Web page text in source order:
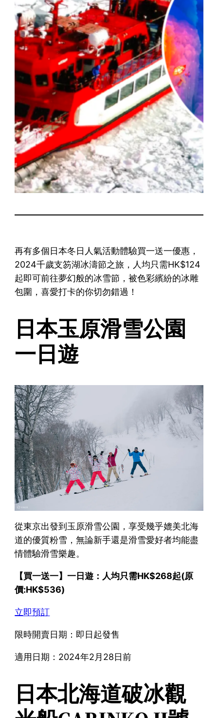
再有多個日本冬日人氣活動體驗買一送一優惠，
2024千歲支笏湖冰濤節之旅，人均只需HK$124
起即可前往夢幻般的冰雪節，被色彩繽紛的冰雕
包圍，喜愛打卡的你切勿錯過！
日本玉原滑雪公園
一日遊
從東京出發到玉原滑雪公園，享受幾乎媲美北海
道的優質粉雪，無論新手還是滑雪愛好者均能盡
情體驗滑雪樂趣。
【買一送一】一日遊：人均只需HK$268起(原
價:HK$536)
立即預訂
限時開賣日期：即日起發售
適用日期：2024年2月28日前
日本北海道破冰觀